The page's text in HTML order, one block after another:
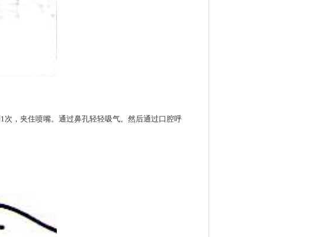
，夹住喷嘴。通过鼻孔轻轻吸气。然后通过口腔呼